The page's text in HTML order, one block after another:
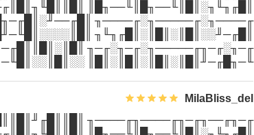
╙─╜╙──╜╙─╜╙────╜╙────╜
║█╙─╖░░║█║░║█║░║█╙╜╓╜
╙─╜░░░░╙─────╜░╙─╜╙──╜
║█╙─╜█║║█║░║█║░║█║░║█║
░░╙─╜░░╙─────╜░╙─────╜
MilaBliss_del
║█╙╜╓╜░║█║║█╙──╖║█╙──╖